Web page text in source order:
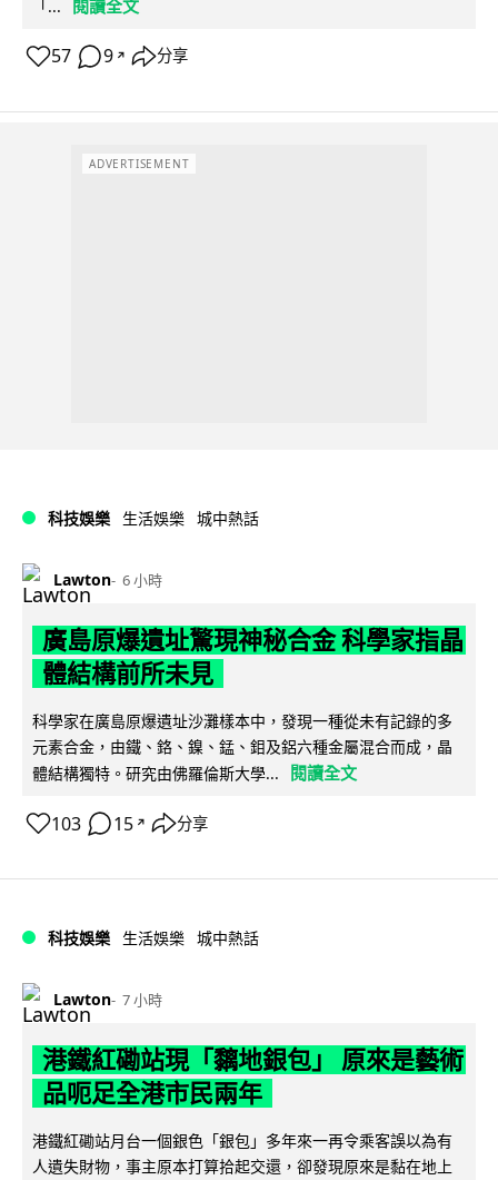
「... 閱讀全文
57 9 ↗ 分享
ADVERTISEMENT
科技娛樂 生活娛樂 城中熱話
Lawton 6 小時
廣島原爆遺址驚現神秘合金 科學家指晶
體結構前所未見
科學家在廣島原爆遺址沙灘樣本中，發現一種從未有記錄的多
元素合金，由鐵、鉻、鎳、錳、鉬及鋁六種金屬混合而成，晶
體結構獨特。研究由佛羅倫斯大學...
閱讀全文
103 15 ↗ 分享
科技娛樂 生活娛樂 城中熱話
Lawton 7 小時
港鐵紅磡站現「黐地銀包」 原來是藝術
品呃足全港市民兩年
港鐵紅磡站月台一個銀色「銀包」多年來一再令乘客誤以為有
人遺失財物，事主原本打算拾起交還，卻發現原來是黏在地上